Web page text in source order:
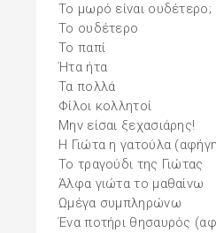
Το μωρό είναι
Το ουδέτερο
Το παπί
Ήτα ήτα
Τα πολλά
Φίλοι κολλητοί
Μην είσαι ξεχασιάρης!
Η Γιώτα η γατούλα
Το τραγούδι της Γιώτας
Άλφα γιώτα το μαθαίνω
Ωμέγα συμπληρώνω
Ένα ποτήρι θησαυρός